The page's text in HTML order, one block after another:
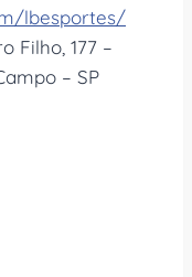
lbesportes/
Filho, 177 –
– SP